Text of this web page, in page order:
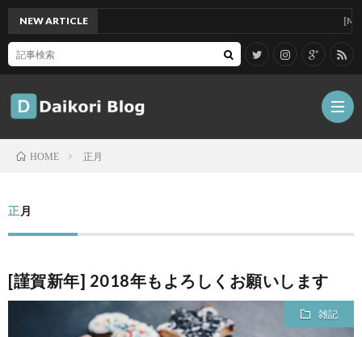
記
Tips
ジ
グ
NEW ARTICLE [Mac]Mac
HOME 正月
正月
[謹賀新年] 2018年もよろしくお願いします
雑記